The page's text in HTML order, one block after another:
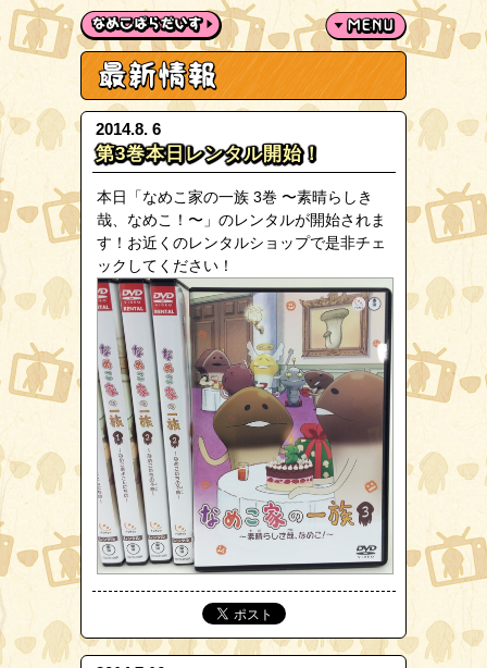
2014.8. 6
第3巻本日レンタル開始！
本日「なめこ家の一族 3巻 〜素晴らしき
哉、なめこ！〜」のレンタルが開始されま
す！お近くのレンタルショップで是非チェ
ックしてください！